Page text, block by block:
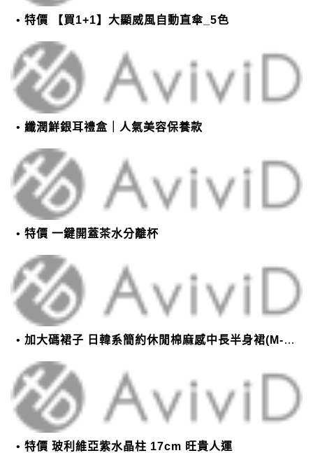
特價 【買1+1】大顯威風自動直傘_5色
纖潤鮮銀耳禮盒｜人氣美容保養款
特價 一鍵開蓋茶水分離杯
加大碼裙子 日韓系簡約休閒棉麻感中長半身裙(M-2XL)【XMS54038】＊艾美時尚(現+預)
特價 玻利維亞紫水晶柱 17cm 旺貴人運